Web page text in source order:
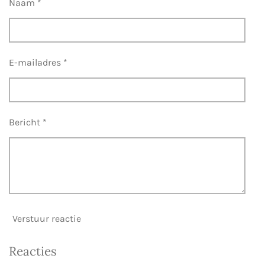
Naam *
E-mailadres *
Bericht *
Verstuur reactie
Reacties